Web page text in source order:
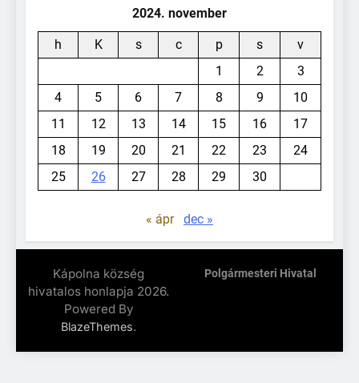
2024. november
h K s c p s
v
1
2
3
4
5 6 7 8 9
10
11
12 13 14 15 16
17
18
19 20 21 22 23
24
25
26 27 28 29 30
« ápr dec »
Kápolna község
hivatalos honlapja 2026.
Powered By
BlazeThemes.
Polgármesteri Hivatal